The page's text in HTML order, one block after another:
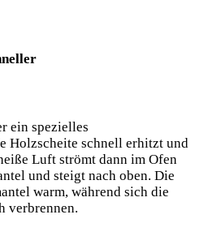
ein spezielles
Holzscheite schnell erhitzt und
Luft strömt dann im Ofen
und steigt nach oben. Die
warm, während sich die
verbrennen.